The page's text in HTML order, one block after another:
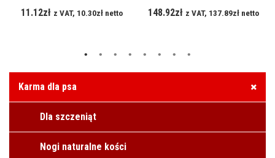
11.12zł z VAT, 10.30złnetto
148.92zł z VAT, 137.89zł netto
Karma dla psa
Dla szczeniąt
Nogi naturalne kości